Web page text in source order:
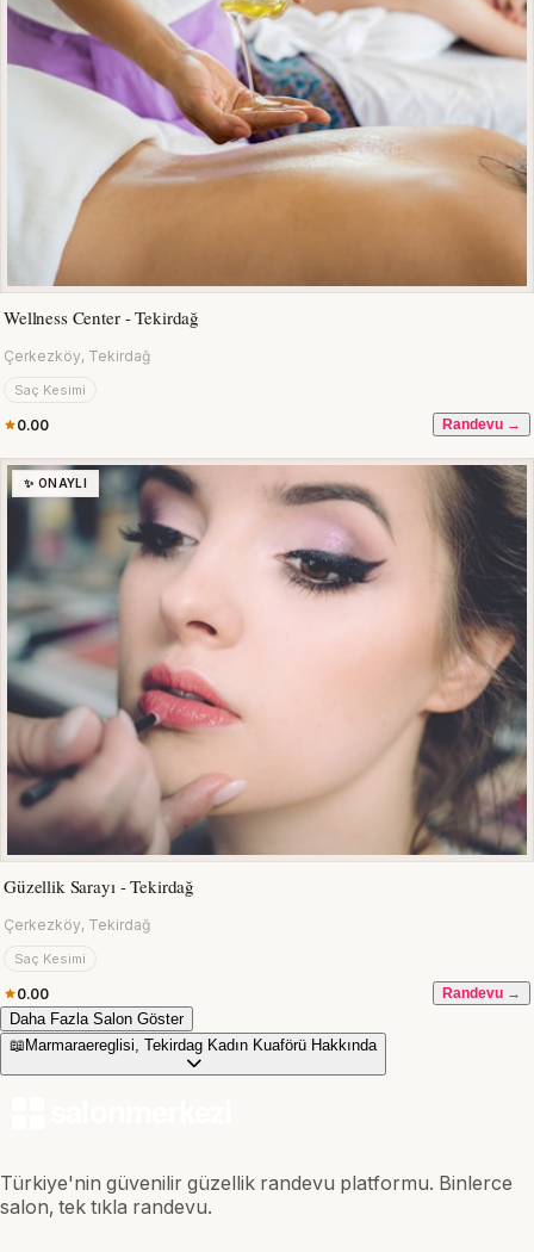
Wellness Center - Tekirdağ
Çerkezköy, Tekirdağ
Saç Kesimi
0.00 Randevu →
✨ ONAYLI
Güzellik Sarayı - Tekirdağ
Çerkezköy, Tekirdağ
Saç Kesimi
0.00 Randevu →
Daha Fazla Salon Göster
📖 Marmaraereglisi, Tekirdag Kadın Kuaförü Hakkında
Türkiye'nin güvenilir güzellik randevu platformu. Binlerce
salon, tek tıkla randevu.